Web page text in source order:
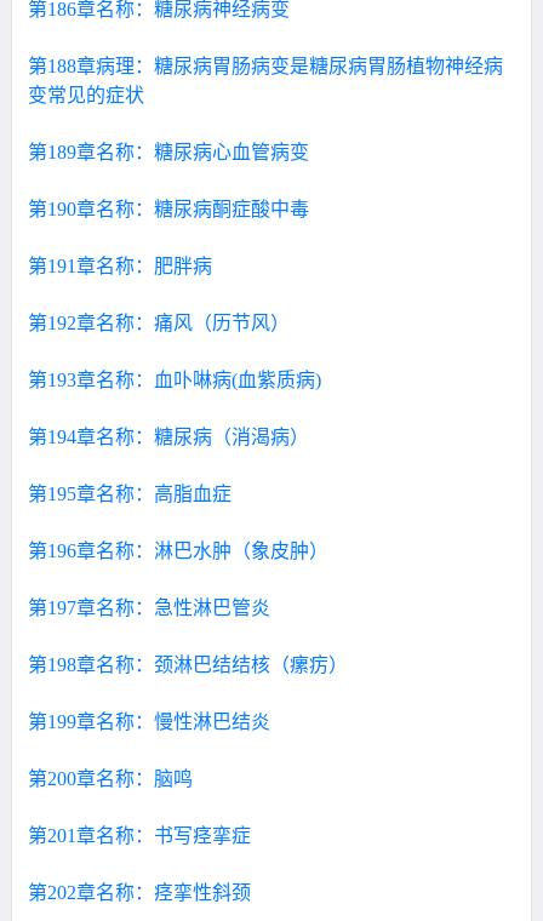
第186章名称：糖尿病神经病变
第188章病理：糖尿病胃肠病变是糖尿病胃肠植物神经病
变常见的症状
第189章名称：糖尿病心血管病变
第190章名称：糖尿病酮症酸中毒
第191章名称：肥胖病
第192章名称：痛风（历节风）
第193章名称：血卟啉病(血紫质病)
第194章名称：糖尿病（消渴病）
第195章名称：高脂血症
第196章名称：淋巴水肿（象皮肿）
第197章名称：急性淋巴管炎
第198章名称：颈淋巴结结核（瘰疠）
第199章名称：慢性淋巴结炎
第200章名称：脑鸣
第201章名称：书写痉挛症
第202章名称：痉挛性斜颈